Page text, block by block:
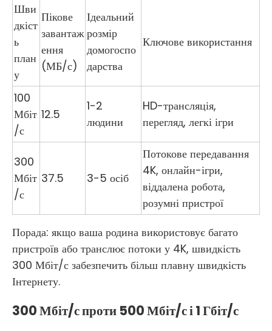
Шви
дкіст
ь
план
у
Пікове
завантаж
ення
(МБ/с)
Ідеальний
розмір
домогоспо
дарства
Ключове використання
100
Мбіт
/с
12.5
1-2
людини
HD-трансляція,
перегляд, легкі ігри
300
Мбіт
/с
37.5 3-5 осіб
Потокове передавання
4K, онлайн-ігри,
віддалена робота,
розумні пристрої
Порада: якщо ваша родина використовує багато
пристроїв або транслює потоки у 4K, швидкість
300 Мбіт/с забезпечить більш плавну швидкість
Інтернету.
300 Мбіт/с проти 500 Мбіт/с і 1 Гбіт/с